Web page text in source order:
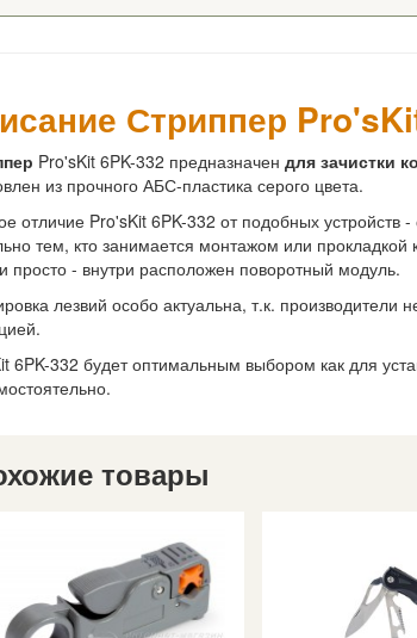
Стриппер
Pro'sKit 6PK-332 предназначен для зачистки
из прочного АБС-пластика серого цвета.
отличие Pro'sKit 6PK-332 от подобных
тем, кто занимается монтажом или
просто - внутри расположен поворотный модуль.
лезвий особо актуальна, т.к. производители
6PK-332 будет оптимальным выбором как для
товары